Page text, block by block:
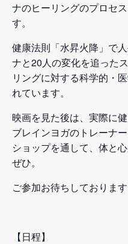
ナのヒーリングのプロセ
す。
健康法則「水昇火降」で
ナと20人の変化を追った
リングに対する科学的・
れています。
映画を見た後は、実際に
ブレインヨガのトレーナ
ショップを通して、体と
ぜひ。
ご参加お待ちしておりま
【日程】